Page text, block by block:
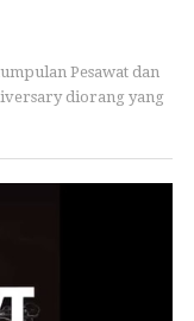
Pesawat dan
diorang yang